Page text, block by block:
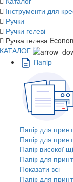
Інструменти для
Ручки
Ручки гелеві
Ручка гелева
КАТАЛОГ
Пaпiр
Папір для
Папір для
Папір високої
Папір для
Показати всі
Папір для